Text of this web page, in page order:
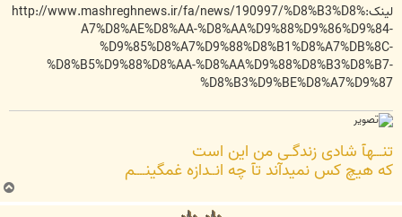
لینک:http://www.mashreghnews.ir/fa/news/190997/%D8%B3%D8%
A7%D8%AE%D8%AA-%D8%AA%D9%88%D9%86%D9%84-
%D9%85%D8%A7%D9%88%D8%B1%D8%A7%DB%8C-
%D8%B5%D9%88%D8%AA-%D8%AA%D9%88%D8%B3%D8%B7-
%D8%B3%D9%BE%D8%A7%D9%87
تنـــهآ شادی زندگـی من این است
که هیچ کس نمیدآند تآ چه انــدازه غمگینــــم
ب
ا